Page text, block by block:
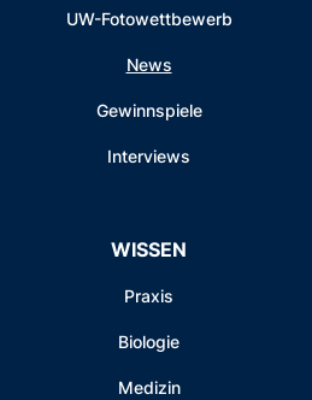
UW-Fotowettbewerb
News
Gewinnspiele
Interviews
WISSEN
Praxis
Biologie
Medizin